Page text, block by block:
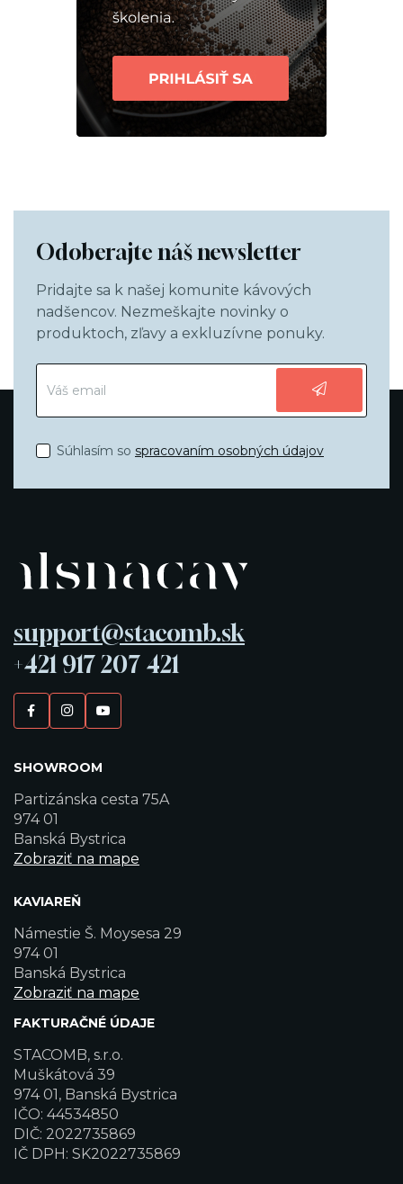
Odoberajte náš newsletter
Pridajte sa k našej komunite kávových
nadšencov. Nezmeškajte novinky o
produktoch, zľavy a exkluzívne ponuky.
Súhlasím so spracovaním osobných údajov
support@stacomb.sk
+421 917 207 421
SHOWROOM
Partizánska cesta 75A
974 01
Banská Bystrica
Zobraziť na mape
KAVIAREŇ
Námestie Š. Moysesa 29
974 01
Banská Bystrica
Zobraziť na mape
FAKTURAČNÉ ÚDAJE
STACOMB, s.r.o.
Muškátová 39
974 01, Banská Bystrica
IČO: 44534850
DIČ: 2022735869
IČ DPH: SK2022735869